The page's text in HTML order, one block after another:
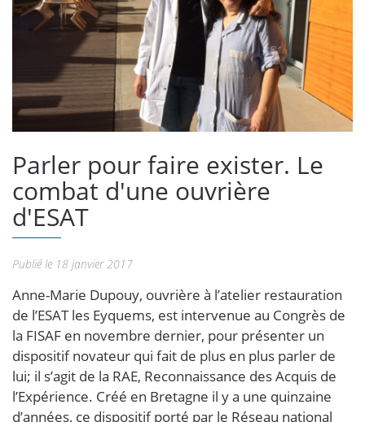
Parler pour faire exister. Le
combat d'une ouvrière
d'ESAT
Publié le 18 janvier 2017
Anne-Marie Dupouy, ouvrière à l’atelier restauration
de l’ESAT les Eyquems, est intervenue au Congrès de
la FISAF en novembre dernier, pour présenter un
dispositif novateur qui fait de plus en plus parler de
lui; il s’agit de la RAE, Reconnaissance des Acquis de
l’Expérience. Créé en Bretagne il y a une quinzaine
d’années, ce dispositif porté par le Réseau national